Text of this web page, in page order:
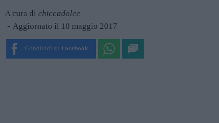
A cura di chiccadolce
Aggiornato il 10 maggio 2017
Condividi su Facebook